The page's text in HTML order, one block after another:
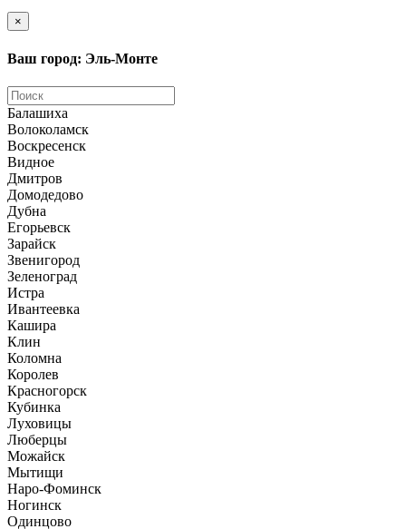
×
Ваш город: Эль-Монте
Балашиха
Волоколамск
Воскресенск
Видное
Дмитров
Домодедово
Дубна
Егорьевск
Зарайск
Звенигород
Зеленоград
Истра
Ивантеевка
Кашира
Клин
Коломна
Королев
Красногорск
Кубинка
Луховицы
Люберцы
Можайск
Мытищи
Наро-Фоминск
Ногинск
Одинцово